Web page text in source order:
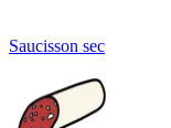
Saucisson sec